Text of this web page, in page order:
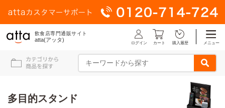
飲食店専門通販サイト
atta(アッタ) ログイン カート 購入履歴 メニュー
多目的スタンド